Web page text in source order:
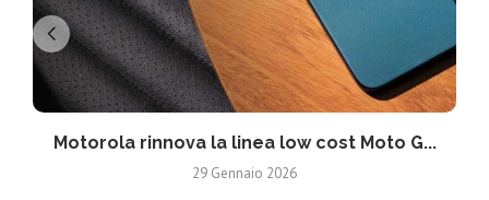
Motorola rinnova la linea low cost Moto G...
29 Gennaio 2026